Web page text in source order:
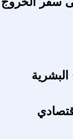
البشرية